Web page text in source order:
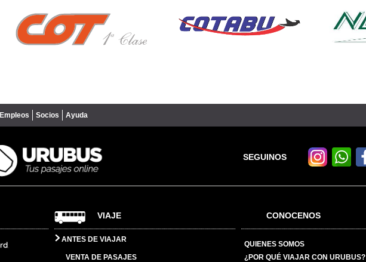
Empleos Socios Ayuda
SEGUINOS
VIAJE
ANTES DE VIAJAR
VENTA DE PASAJES
CONOCENOS
QUIENES SOMOS
¿POR QUÉ VIAJAR CON URUBUS?